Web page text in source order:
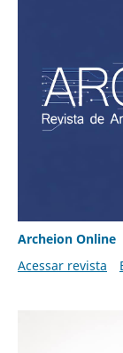
Archeion Online
Acessar revista